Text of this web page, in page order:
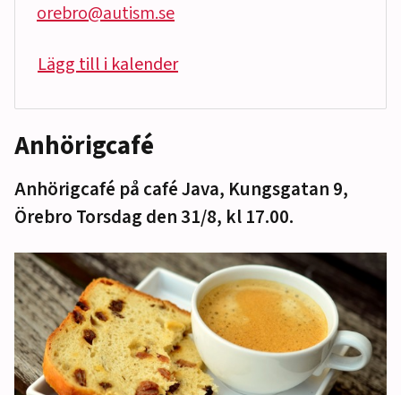
Anhörigcafé
Anhörigcafé på café Java, Kungsgatan 9,
Örebro Torsdag den 31/8, kl 17.00.
orebro@autism.se
Lägg till i kalender